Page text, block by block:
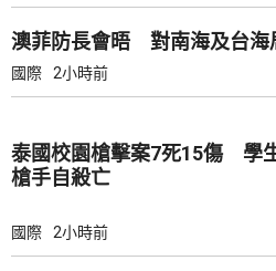
澳菲防長會晤 對南海及台海
國際 2小時前
泰國校園槍擊案7死15傷 學
槍手自殺亡
國際 2小時前